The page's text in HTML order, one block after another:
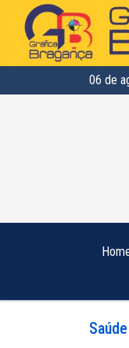
06 de
Saúde